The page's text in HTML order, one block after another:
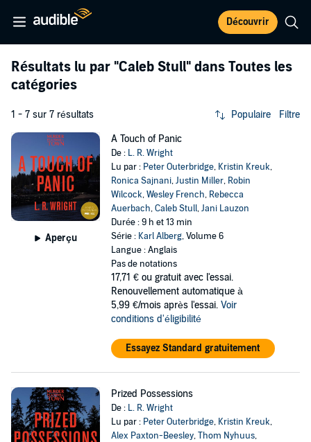
Découvrir
Résultats lu par "Caleb Stull" dans Toutes les
catégories
1 - 7 sur 7 résultats Populaire Filtre
Aperçu
A Touch of Panic
De : L. R. Wright
Lu par : Peter Outerbridge, Kristin Kreuk,
Ronica Sajnani,Justin Miller, Robin
Wilcock,Wesley French, Rebecca
Auerbach,Caleb Stull,Jani Lauzon
Durée : 9 h et 13 min
Série : Karl Alberg, Volume 6
Langue : Anglais
Pas de notations
17,71 € ou gratuit avec l'essai.
Renouvellement automatique à
5,99 €/mois après l'essai. Voir
conditions d'éligibilité
Essayez Standard gratuitement
Prized Possessions
De : L. R. Wright
Lu par : Peter Outerbridge, Kristin Kreuk,
Alex Paxton-Beesley,Thom Nyhuus,